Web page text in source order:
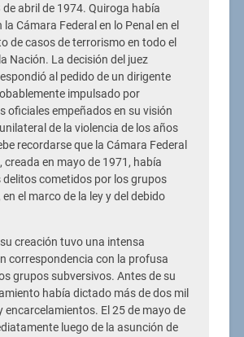
de abril de 1974. Quiroga había
Cámara Federal en lo Penal en el
de casos de terrorismo en todo el
Nación. La decisión del juez
al pedido de un dirigente
impulsado por
oficiales empeñados en su visión
de la violencia de los años
recordarse que la Cámara Federal
creada en mayo de 1971, había
cometidos por los grupos
el marco de la ley y del debido
creación tuvo una intensa
correspondencia con la profusa
grupos subversivos. Antes de su
había dictado más de dos mil
encarcelamientos. El 25 de mayo de
luego de la asunción de